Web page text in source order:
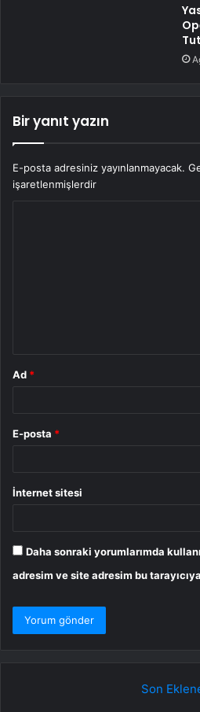
Bir yanıt yazın
E-posta adresiniz yayınlanmayacak.
işaretlenmişlerdir
Ad *
E-posta *
İnternet sitesi
Daha sonraki yorumlarımda
adresim ve site adresim bu
Son